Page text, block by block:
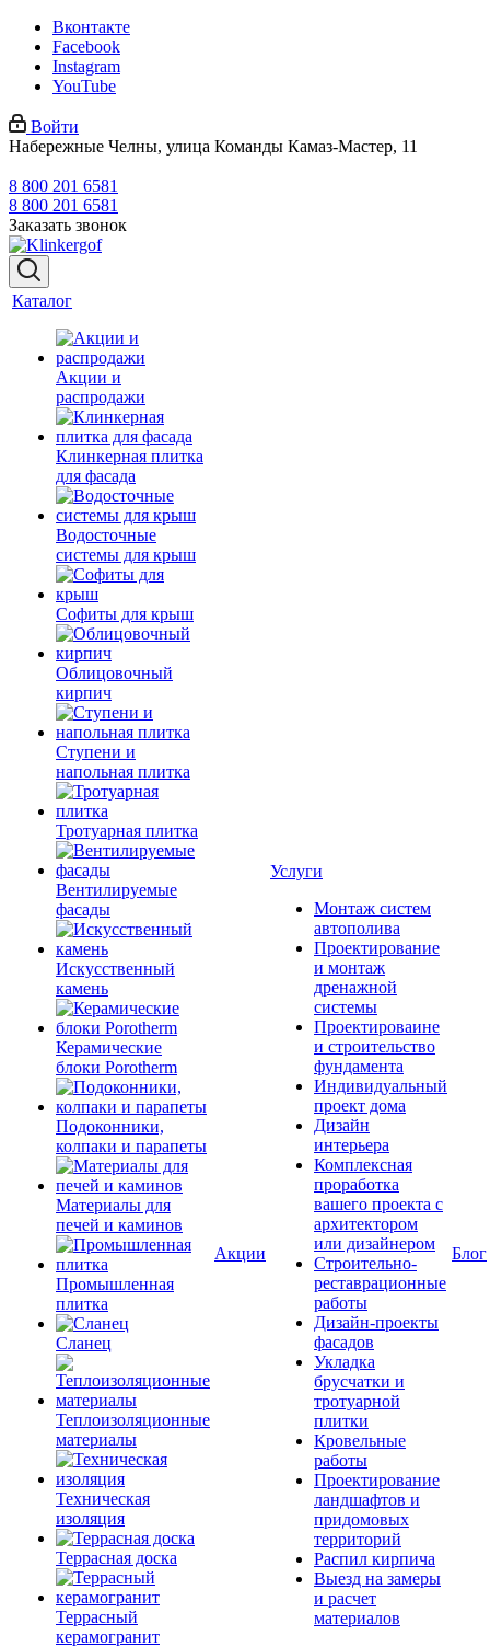
Вконтакте
Facebook
Instagram
YouTube
Войти
Набережные Челны, улица Команды Камаз-Мастер, 11
8 800 201 6581
8 800 201 6581
Заказать звонок
Каталог
Акции и
распродажи
Клинкерная плитка
для фасада
Водосточные
системы для крыш
Софиты для крыш
Облицовочный
кирпич
Ступени и
напольная плитка
Тротуарная плитка
Вентилируемые
фасады
Искусственный
камень
Керамические
блоки Porotherm
Подоконники,
колпаки и парапеты
Материалы для
печей и каминов
Промышленная
плитка
Сланец
Теплоизоляционные
материалы
Техническая
изоляция
Террасная доска
Террасный
керамогранит
Акции
Услуги
Монтаж систем
автополива
Проектирование
и монтаж
дренажной
системы
Проектироваине
и строительство
фундамента
Индивидуальный
проект дома
Дизайн
интерьера
Комплексная
проработка
вашего проекта с
архитектором
или дизайнером
Строительно-
реставрационные
работы
Дизайн-проекты
фасадов
Укладка
брусчатки и
тротуарной
плитки
Кровельные
работы
Проектирование
ландшафтов и
придомовых
территорий
Распил кирпича
Выезд на замеры
и расчет
материалов
Блог